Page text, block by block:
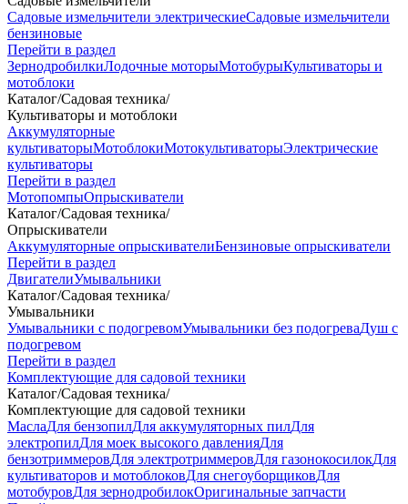
Садовые измельчители электрическиеСадовые измельчители
бензиновые
Перейти в раздел
ЗернодробилкиЛодочные моторыМотобурыКультиваторы и
мотоблоки
Каталог/Садовая техника/
Культиваторы и мотоблоки
Аккумуляторные
культиваторыМотоблокиМотокультиваторыЭлектрические
культиваторы
Перейти в раздел
МотопомпыОпрыскиватели
Каталог/Садовая техника/
Опрыскиватели
Аккумуляторные опрыскивателиБензиновые опрыскиватели
Перейти в раздел
ДвигателиУмывальники
Каталог/Садовая техника/
Умывальники
Умывальники с подогревомУмывальники без подогреваДуш с
подогревом
Перейти в раздел
Комплектующие для садовой техники
Каталог/Садовая техника/
Комплектующие для садовой техники
МаслаДля бензопилДля аккумуляторных пилДля
электропилДля моек высокого давленияДля
бензотриммеровДля электротриммеровДля газонокосилокДля
культиваторов и мотоблоковДля снегоуборщиковДля
мотобуровДля зернодробилокОригинальные запчасти